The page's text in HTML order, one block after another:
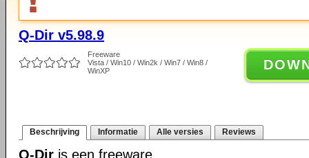
Q-Dir v5.98.9
Freeware
Vista / Win10 / Win2k / Win7 / Win8 /
WinXP
Beschrijving Informatie Alle versies Reviews
Q-Dir is een freeware